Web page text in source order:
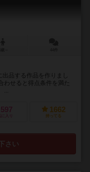
品する作品を作りまし
わせると得点条件を満た
...
597
に入り
1662
持ってる
さい